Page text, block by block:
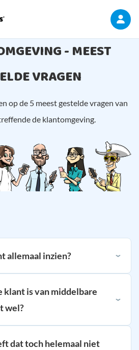
- MEEST
VRAGEN
op de 5 meest gestelde vragen van
de klantomgeving.
allemaal inzien?
klant is van middelbare
wel?
dat toch helemaal niet